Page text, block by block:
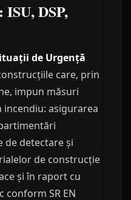
ISU, DSP,
de Urgență
care, prin
impun măsuri
incendiu: asigurarea
de detectare și
de construcție
și în raport cu
conform SR EN